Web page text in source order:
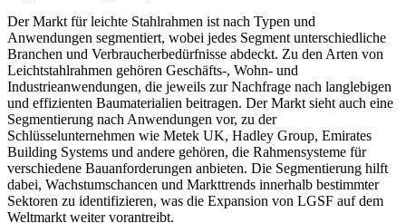
Der Markt für leichte Stahlrahmen ist nach Typen und
Anwendungen segmentiert, wobei jedes Segment unterschiedliche
Branchen und Verbraucherbedürfnisse abdeckt. Zu den Arten von
Leichtstahlrahmen gehören Geschäfts-, Wohn- und
Industrieanwendungen, die jeweils zur Nachfrage nach langlebigen
und effizienten Baumaterialien beitragen. Der Markt sieht auch eine
Segmentierung nach Anwendungen vor, zu der
Schlüsselunternehmen wie Metek UK, Hadley Group, Emirates
Building Systems und andere gehören, die Rahmensysteme für
verschiedene Bauanforderungen anbieten. Die Segmentierung hilft
dabei, Wachstumschancen und Markttrends innerhalb bestimmter
Sektoren zu identifizieren, was die Expansion von LGSF auf dem
Weltmarkt weiter vorantreibt.